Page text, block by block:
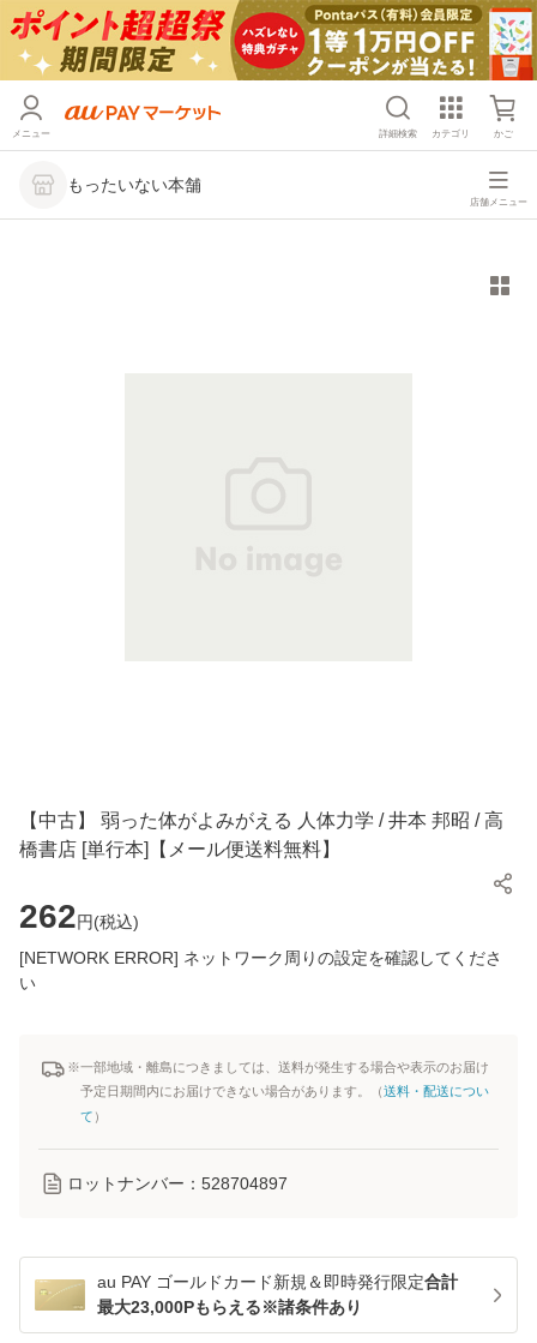
メニュー 詳細検索 カテゴリ かご
もったいない本舗
店舗メニュー
【中古】 弱った体がよみがえる 人体力学 / 井本 邦昭 / 高
橋書店 [単行本]【メール便送料無料】
262円(税込)
[NETWORK ERROR] ネットワーク周りの設定を確認してくださ
い
※一部地域・離島につきましては、送料が発生する場合や表示のお届け
予定日期間内にお届けできない場合があります。（送料・配送につい
て ）
ロットナンバー： 528704897
au PAY ゴールドカード新規＆即時発行限定合計
最大23,000Pもらえる※諸条件あり